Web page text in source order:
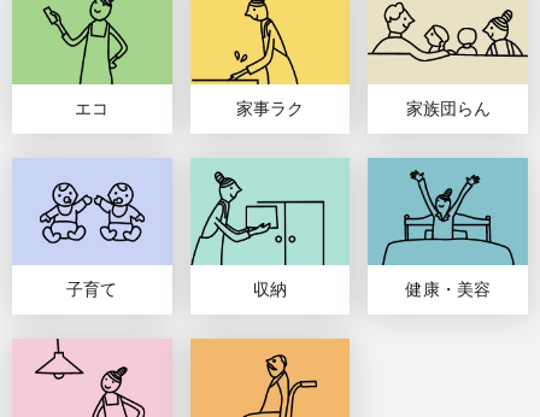
エコ 家事ラク 家族団らん
子育て 収納 健康・美容